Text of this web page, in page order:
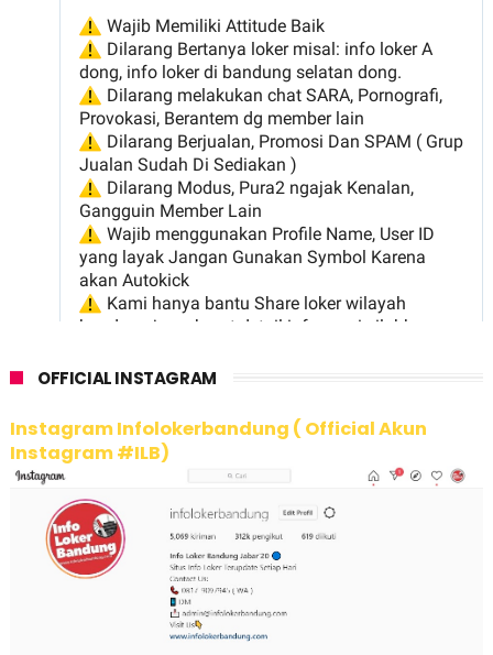
OFFICIAL INSTAGRAM
Instagram Infolokerbandung ( Official Akun
Instagram #ILB)